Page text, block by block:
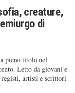
creature,
di
pieno titolo nel
Letto da giovani e
artisti e scrittori